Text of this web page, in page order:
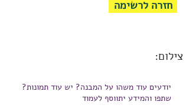
חזרה לרשימה
צילום:
יודעים עוד משהו על המבנה? יש עוד תמונות?
שתפו והמידע יתווסף לעמוד